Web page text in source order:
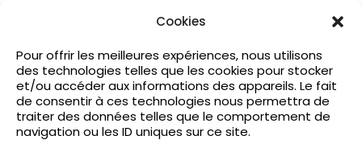
Cookies
Pour offrir les meilleures expériences, nous utilisons
des technologies telles que les cookies pour stocker
et/ou accéder aux informations des appareils. Le fait
de consentir à ces technologies nous permettra de
traiter des données telles que le comportement de
navigation ou les ID uniques sur ce site.
4.8. soziale medien
Wir haben Links zu verschiedenen sozialen
Netzwerken auf unserer Website (z.B. Facebook,
Instagram, Twitter, YouTube, Vimeo, LinkedIn und